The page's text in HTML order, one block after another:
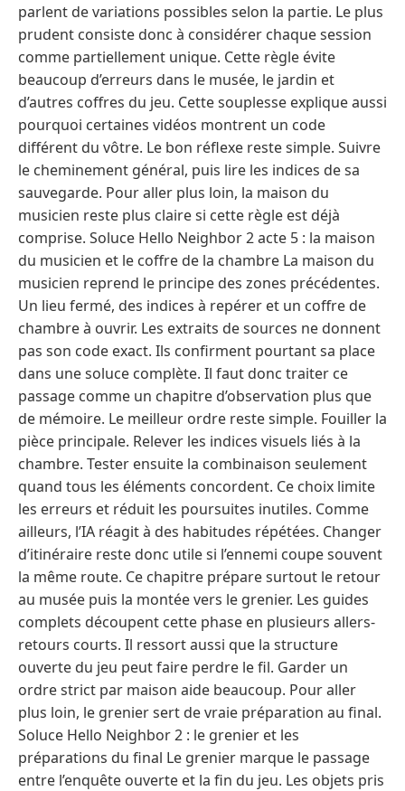
parlent de variations possibles selon la partie. Le plus
prudent consiste donc à considérer chaque session
comme partiellement unique. Cette règle évite
beaucoup d’erreurs dans le musée, le jardin et
d’autres coffres du jeu. Cette souplesse explique aussi
pourquoi certaines vidéos montrent un code
différent du vôtre. Le bon réflexe reste simple. Suivre
le cheminement général, puis lire les indices de sa
sauvegarde. Pour aller plus loin, la maison du
musicien reste plus claire si cette règle est déjà
comprise. Soluce Hello Neighbor 2 acte 5 : la maison
du musicien et le coffre de la chambre La maison du
musicien reprend le principe des zones précédentes.
Un lieu fermé, des indices à repérer et un coffre de
chambre à ouvrir. Les extraits de sources ne donnent
pas son code exact. Ils confirment pourtant sa place
dans une soluce complète. Il faut donc traiter ce
passage comme un chapitre d’observation plus que
de mémoire. Le meilleur ordre reste simple. Fouiller la
pièce principale. Relever les indices visuels liés à la
chambre. Tester ensuite la combinaison seulement
quand tous les éléments concordent. Ce choix limite
les erreurs et réduit les poursuites inutiles. Comme
ailleurs, l’IA réagit à des habitudes répétées. Changer
d’itinéraire reste donc utile si l’ennemi coupe souvent
la même route. Ce chapitre prépare surtout le retour
au musée puis la montée vers le grenier. Les guides
complets découpent cette phase en plusieurs allers-
retours courts. Il ressort aussi que la structure
ouverte du jeu peut faire perdre le fil. Garder un
ordre strict par maison aide beaucoup. Pour aller
plus loin, le grenier sert de vraie préparation au final.
Soluce Hello Neighbor 2 : le grenier et les
préparations du final Le grenier marque le passage
entre l’enquête ouverte et la fin du jeu. Les objets pris